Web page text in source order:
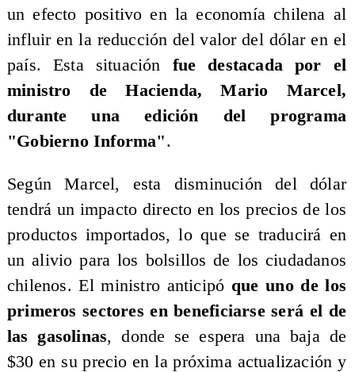
un efecto positivo en la economía chilena al
influir en la reducción del valor del dólar en el
país. Esta situación fue destacada por el
ministro de Hacienda, Mario Marcel,
durante una edición del programa
"Gobierno Informa".
Según Marcel, esta disminución del dólar
tendrá un impacto directo en los precios de los
productos importados, lo que se traducirá en
un alivio para los bolsillos de los ciudadanos
chilenos. El ministro anticipó que uno de los
primeros sectores en beneficiarse será el de
las gasolinas, donde se espera una baja de
$30 en su precio en la próxima actualización y